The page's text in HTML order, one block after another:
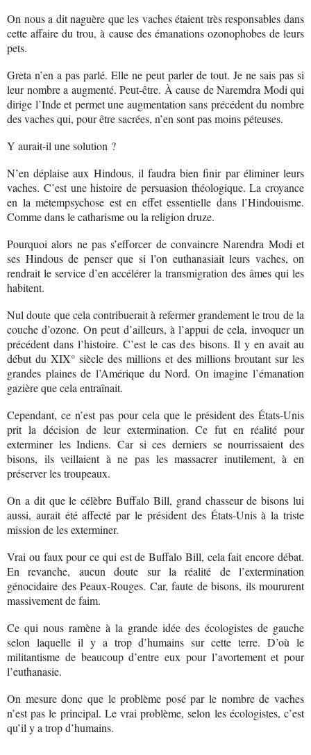
On nous a dit naguère que les vaches étaient très responsables dans
cette affaire du trou, à cause des émanations ozonophobes de leurs
pets.
Greta n’en a pas parlé. Elle ne peut parler de tout. Je ne sais pas si
leur nombre a augmenté. Peut-être. À cause de Naremdra Modi qui
dirige l’Inde et permet une augmentation sans précédent du nombre
des vaches qui, pour être sacrées, n’en sont pas moins péteuses.
Y aurait-il une solution ?
N’en déplaise aux Hindous, il faudra bien finir par éliminer leurs
vaches. C’est une histoire de persuasion théologique. La croyance
en la métempsychose est en effet essentielle dans l’Hindouisme.
Comme dans le catharisme ou la religion druze.
Pourquoi alors ne pas s’efforcer de convaincre Narendra Modi et
ses Hindous de penser que si l’on euthanasiait leurs vaches, on
rendrait le service d’en accélérer la transmigration des âmes qui les
habitent.
Nul doute que cela contribuerait à refermer grandement le trou de la
couche d’ozone. On peut d’ailleurs, à l’appui de cela, invoquer un
précédent dans l’histoire. C’est le cas des bisons. Il y en avait au
début du XIX° siècle des millions et des millions broutant sur les
grandes plaines de l’Amérique du Nord. On imagine l’émanation
gazière que cela entraînait.
Cependant, ce n’est pas pour cela que le président des États-Unis
prit la décision de leur extermination. Ce fut en réalité pour
exterminer les Indiens. Car si ces derniers se nourrissaient des
bisons, ils veillaient à ne pas les massacrer inutilement, à en
préserver les troupeaux.
On a dit que le célèbre Buffalo Bill, grand chasseur de bisons lui
aussi, aurait été affecté par le président des États-Unis à la triste
mission de les exterminer.
Vrai ou faux pour ce qui est de Buffalo Bill, cela fait encore débat.
En revanche, aucun doute sur la réalité de l’extermination
génocidaire des Peaux-Rouges. Car, faute de bisons, ils moururent
massivement de faim.
Ce qui nous ramène à la grande idée des écologistes de gauche
selon laquelle il y a trop d’humains sur cette terre. D’où le
militantisme de beaucoup d’entre eux pour l’avortement et pour
l’euthanasie.
On mesure donc que le problème posé par le nombre de vaches
n’est pas le principal. Le vrai problème, selon les écologistes, c’est
qu’il y a trop d’humains.